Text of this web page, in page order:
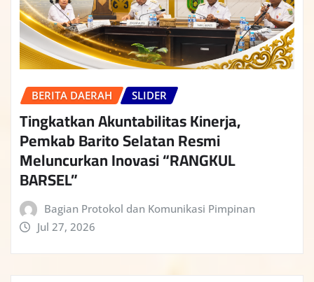
BERITA DAERAH SLIDER
Tingkatkan Akuntabilitas Kinerja,
Pemkab Barito Selatan Resmi
Meluncurkan Inovasi “RANGKUL
BARSEL”
Bagian Protokol dan Komunikasi Pimpinan
Jul 27, 2026